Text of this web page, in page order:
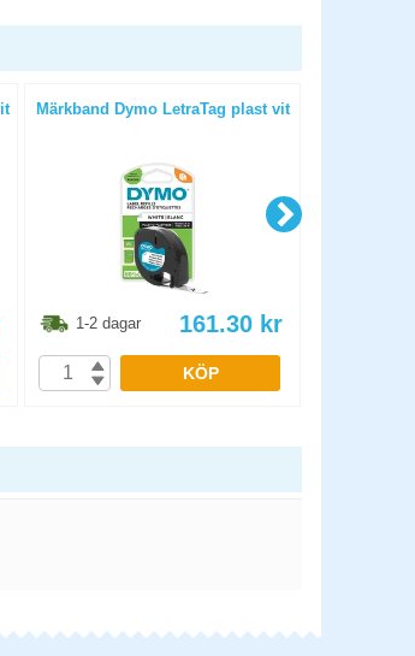
Märkband Dymo LetraTag plast vit
1-2 dagar 161.30 kr
KÖP